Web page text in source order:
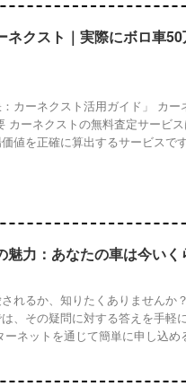
ネクスト｜実際にボロ車
カーネクスト活用ガイド」 カー
カーネクストの無料査定サービ
値を正確に算出するサービスで
魅力：あなたの車は今いく
れるか、知りたくありませんか
、その疑問に対する答えを手軽
ネットを通じて簡単に申し込め